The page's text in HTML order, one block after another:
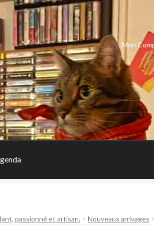
Mon
passionné et artisan. Nouveaux arrivages